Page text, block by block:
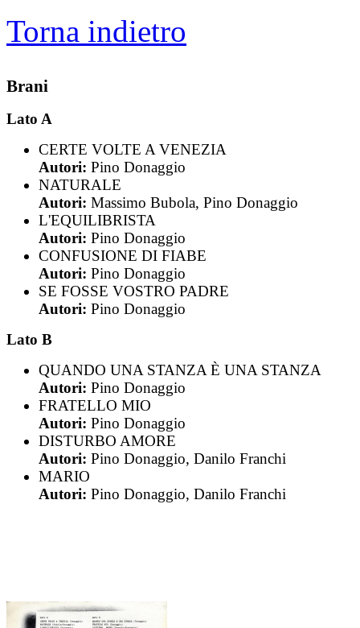
Torna indietro
Brani
Lato A
CERTE VOLTE A VENEZIA
Autori: Pino Donaggio
NATURALE
Autori: Massimo Bubola, Pino Donaggio
L'EQUILIBRISTA
Autori: Pino Donaggio
CONFUSIONE DI FIABE
Autori: Pino Donaggio
SE FOSSE VOSTRO PADRE
Autori: Pino Donaggio
Lato B
QUANDO UNA STANZA È UNA STANZA
Autori: Pino Donaggio
FRATELLO MIO
Autori: Pino Donaggio
DISTURBO AMORE
Autori: Pino Donaggio, Danilo Franchi
MARIO
Autori: Pino Donaggio, Danilo Franchi